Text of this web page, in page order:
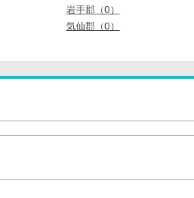
岩手郡（0）
気仙郡（0）